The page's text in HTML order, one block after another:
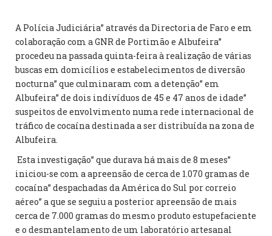
A Polícia Judiciária” através da Directoria de Faro e em
colaboração com a GNR de Portimão e Albufeira”
procedeu na passada quinta-feira à realização de várias
buscas em domicílios e estabelecimentos de diversão
nocturna” que culminaram com a detenção” em
Albufeira” de dois indivíduos de 45 e 47 anos de idade”
suspeitos de envolvimento numa rede internacional de
tráfico de cocaína destinada a ser distribuída na zona de
Albufeira.
Esta investigação” que durava há mais de 8 meses”
iniciou-se com a apreensão de cerca de 1.070 gramas de
cocaína” despachadas da América do Sul por correio
aéreo” a que se seguiu a posterior apreensão de mais
cerca de 7.000 gramas do mesmo produto estupefaciente
e o desmantelamento de um laboratório artesanal